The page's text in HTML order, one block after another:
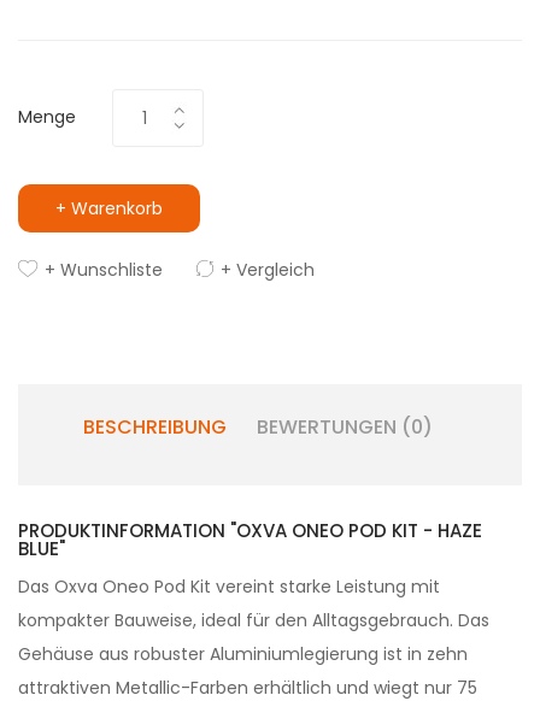
Menge
+ Warenkorb
+ Wunschliste + Vergleich
BESCHREIBUNG BEWERTUNGEN (0)
PRODUKTINFORMATION "OXVA ONEO POD KIT - HAZE
BLUE"
Das Oxva Oneo Pod Kit vereint starke Leistung mit
kompakter Bauweise, ideal für den Alltagsgebrauch. Das
Gehäuse aus robuster Aluminiumlegierung ist in zehn
attraktiven Metallic-Farben erhältlich und wiegt nur 75